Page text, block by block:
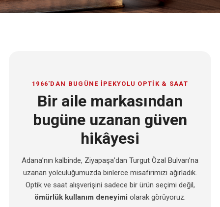
1966'DAN BUGÜNE İPEKYOLU OPTİK & SAAT
Bir aile markasından
bugüne uzanan güven
hikâyesi
Adana’nın kalbinde, Ziyapaşa’dan Turgut Özal Bulvarı’na
uzanan yolculuğumuzda binlerce misafirimizi ağırladık.
Optik ve saat alışverişini sadece bir ürün seçimi değil,
ömürlük kullanım deneyimi olarak görüyoruz.